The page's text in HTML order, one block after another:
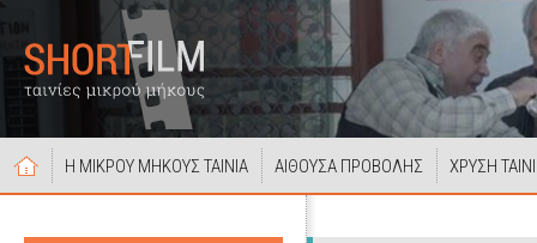
Η ΜΙΚΡΟΥ ΜΗΚΟΥΣ ΤΑΙΝΙΑ ΑΙΘΟΥΣΑ ΠΡΟΒΟΛΗΣ ΧΡΥΣΗ